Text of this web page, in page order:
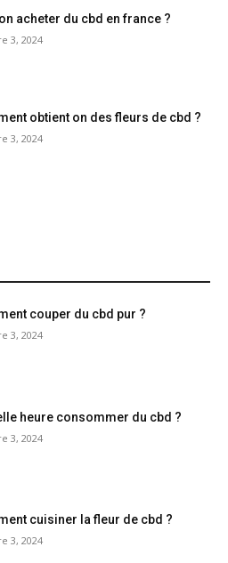
acheter du cbd en france ?
3, 2024
obtient on des fleurs de cbd ?
3, 2024
couper du cbd pur ?
3, 2024
heure consommer du cbd ?
3, 2024
cuisiner la fleur de cbd ?
3, 2024